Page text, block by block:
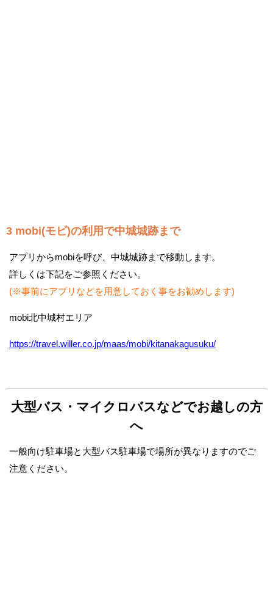
3 mobi(モビ)の利用で中城城跡まで
アプリからmobiを呼び、中城城跡まで移動します。
詳しくは下記をご参照ください。
(※事前にアプリなどを用意しておく事をお勧めします)
mobi北中城村エリア
https://travel.willer.co.jp/maas/mobi/kitanakagusuku/
大型バス・マイクロバスなどでお越しの方
へ
一般向け駐車場と大型バス駐車場で場所が異なりますのでご
注意ください。